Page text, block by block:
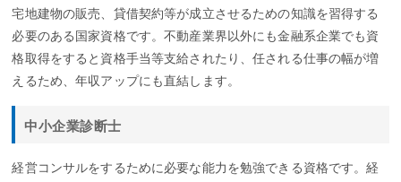
宅地建物の販売、貸借契約等が成立させるための知識を習得する
必要のある国家資格です。不動産業界以外にも金融系企業でも資
格取得をすると資格手当等支給されたり、任される仕事の幅が増
えるため、年収アップにも直結します。
中小企業診断士
経営コンサルをするために必要な能力を勉強できる資格です。経